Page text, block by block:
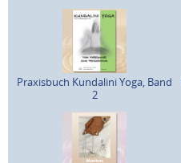
Praxisbuch Kundalini Yoga, Band
2